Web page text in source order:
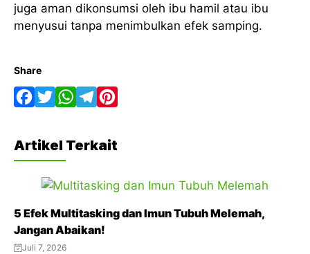
juga aman dikonsumsi oleh ibu hamil atau ibu
menyusui tanpa menimbulkan efek samping.
Share
a
c
o
o
w
i
e
r
h
a
t
A
p
e
r
t
r
Artikel Terkait
5 Efek Multitasking dan Imun Tubuh Melemah,
Jangan Abaikan!
Juli 7, 2026